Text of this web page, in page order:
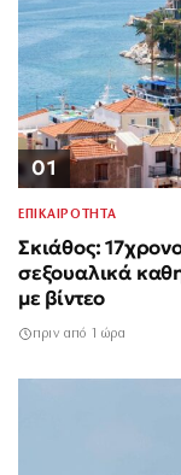
01
ΕΠΙΚΑΙΡΟΤΗΤΑ
Σκιάθος:
σεξουαλικά
με βίντεο
πριν από 1 ώρα